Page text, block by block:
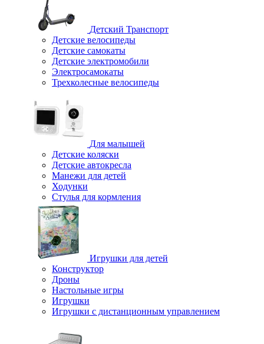
Детский Транспорт
Детские велосипеды
Детские самокаты
Детские электромобили
Электросамокаты
Трехколесные велосипеды
Для малышей
Детские коляски
Детские автокресла
Манежи для детей
Ходунки
Стулья для кормления
Игрушки для детей
Конструктор
Дроны
Настольные игры
Игрушки
Игрушки c дистанционным управлением